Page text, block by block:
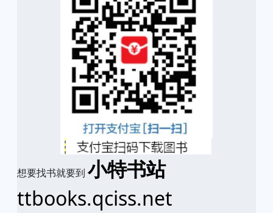
想要找书就要到 小特书站
ttbooks.qciss.net